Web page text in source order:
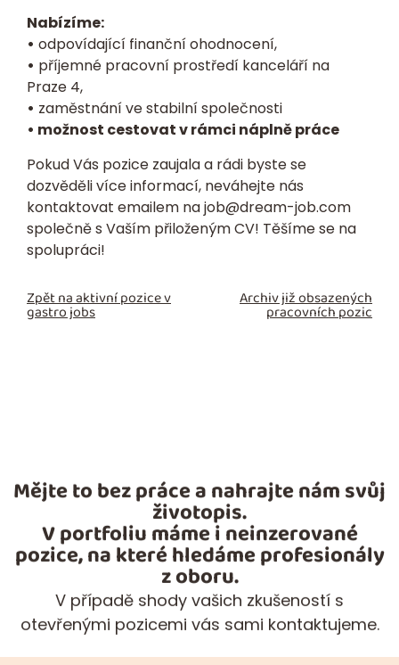
Nabízíme:
• odpovídající finanční ohodnocení,
• příjemné pracovní prostředí kanceláří na
Praze 4,
• zaměstnání ve stabilní společnosti
• možnost cestovat v rámci náplně práce
Pokud Vás pozice zaujala a rádi byste se
dozvěděli více informací, neváhejte nás
kontaktovat emailem najob@dream-job.com
společně s Vaším přiloženýmCV! Těšíme se na
spolupráci!
Zpět na aktivní pozice v
gastro jobs
Archiv již obsazených
pracovních pozic
Mějte to bez práce a nahrajte nám svůj
životopis.
V portfoliu máme i neinzerované
pozice, na které hledáme profesionály
z oboru.
V případě shody vašich zkušeností s
otevřenými pozicemi vás sami kontaktujeme.